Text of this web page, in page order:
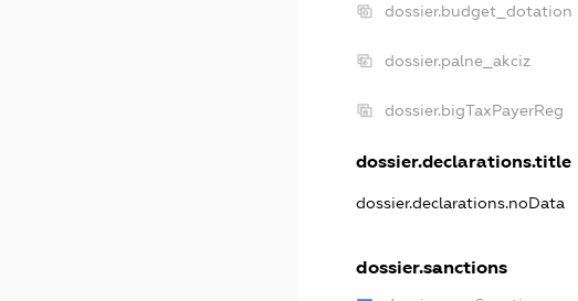
dossier.budget_dotation
dossier.palne_akciz
dossier.bigTaxPayerReg
dossier.declarations.title
dossier.declarations.noData
dossier.sanctions